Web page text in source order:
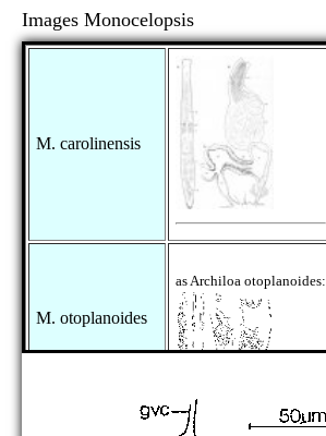
Images Monocelopsis
M. carolinensis
M. otoplanoides
as Archiloa otoplanoides: